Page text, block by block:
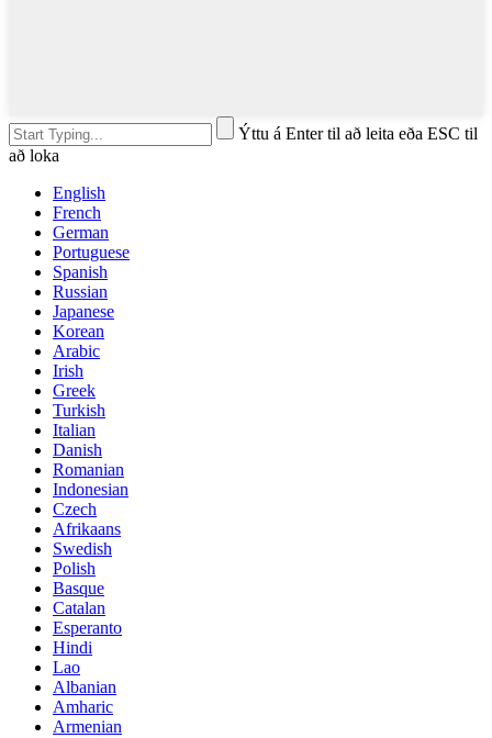
Ýttu á Enter til að leita eða ESC til
að loka
English
French
German
Portuguese
Spanish
Russian
Japanese
Korean
Arabic
Irish
Greek
Turkish
Italian
Danish
Romanian
Indonesian
Czech
Afrikaans
Swedish
Polish
Basque
Catalan
Esperanto
Hindi
Lao
Albanian
Amharic
Armenian